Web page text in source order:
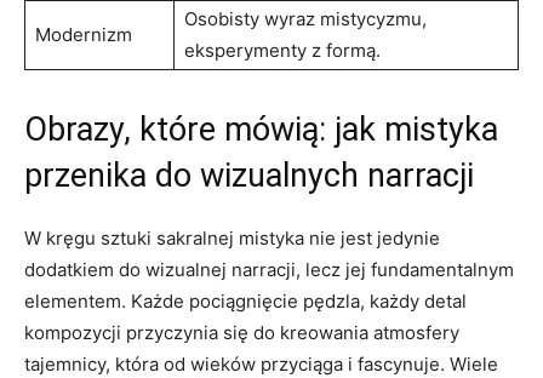
Modernizm
Osobisty wyraz mistycyzmu,
eksperymenty z formą.
Obrazy, które mówią: jak mistyka
przenika do wizualnych narracji
W kręgu sztuki sakralnej mistyka nie jest jedynie
dodatkiem do wizualnej narracji, lecz jej fundamentalnym
elementem. Każde pociągnięcie pędzla, każdy detal
kompozycji przyczynia się do kreowania atmosfery
tajemnicy, która od wieków przyciąga i fascynuje. Wiele